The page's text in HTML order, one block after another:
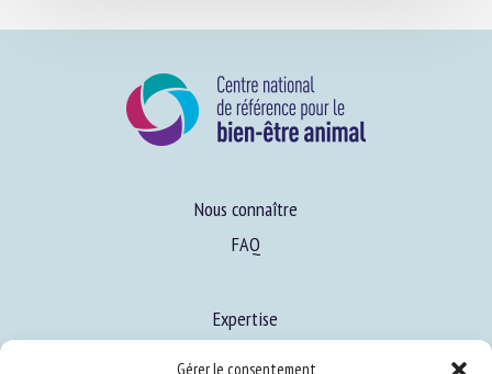
Gérer le consentement
Nous connaître
FAQ
Expertise